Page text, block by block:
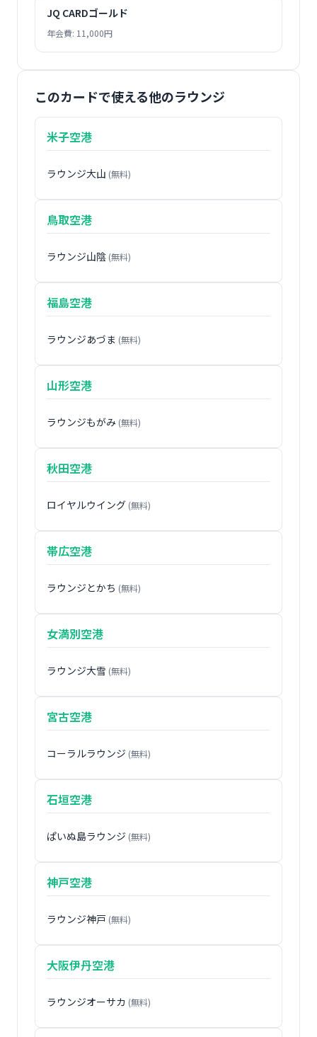
JQ CARDゴールド
年会費: 11,000円
このカードで使える他のラウンジ
米子空港
ラウンジ大山 (無料)
鳥取空港
ラウンジ山陰 (無料)
福島空港
ラウンジあづま (無料)
山形空港
ラウンジもがみ (無料)
秋田空港
ロイヤルウイング (無料)
帯広空港
ラウンジとかち (無料)
女満別空港
ラウンジ大雪 (無料)
宮古空港
コーラルラウンジ (無料)
石垣空港
ぱいぬ島ラウンジ (無料)
神戸空港
ラウンジ神戸 (無料)
大阪伊丹空港
ラウンジオーサカ (無料)